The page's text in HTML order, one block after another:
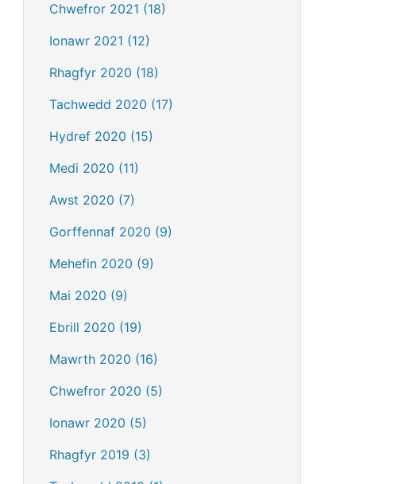
Chwefror 2021 (18)
Ionawr 2021 (12)
Rhagfyr 2020 (18)
Tachwedd 2020 (17)
Hydref 2020 (15)
Medi 2020 (11)
Awst 2020 (7)
Gorffennaf 2020 (9)
Mehefin 2020 (9)
Mai 2020 (9)
Ebrill 2020 (19)
Mawrth 2020 (16)
Chwefror 2020 (5)
Ionawr 2020 (5)
Rhagfyr 2019 (3)